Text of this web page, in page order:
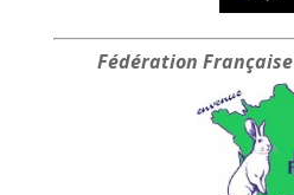
Fédération Française